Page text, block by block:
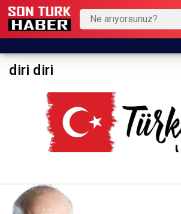
diri diri